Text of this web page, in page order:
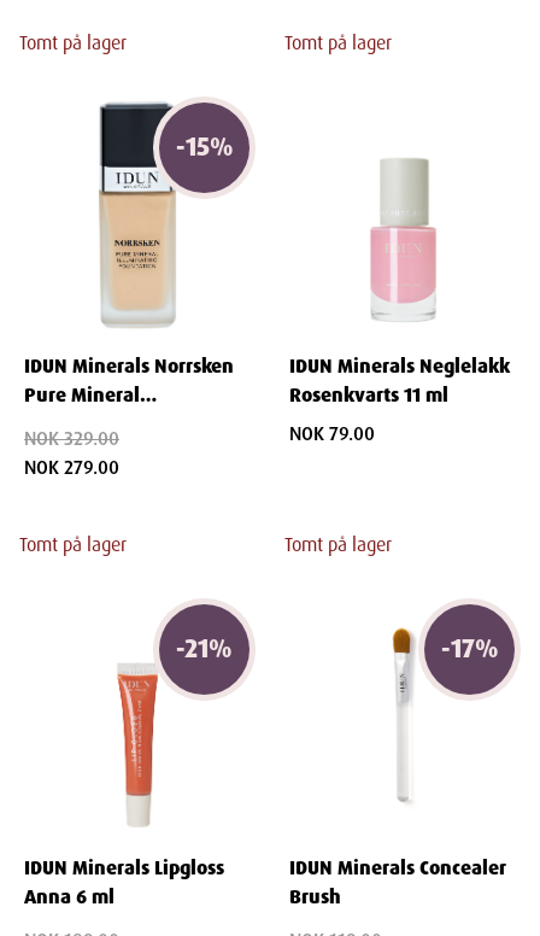
Tomt på lager Tomt på lager
-15%
IDUN Minerals Norrsken
Pure Mineral
Embla 30 ml
NOK 329.00
NOK 279.00
Tomt på lager
IDUN Minerals Neglelakk
Rosenkvarts 11 ml
NOK 79.00
Tomt på lager
-21%
IDUN Minerals Lipgloss
Anna 6 ml
-17%
IDUN Minerals Concealer
Brush